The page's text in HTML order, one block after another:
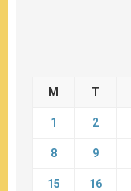
M T
1 2
8 9
15 16